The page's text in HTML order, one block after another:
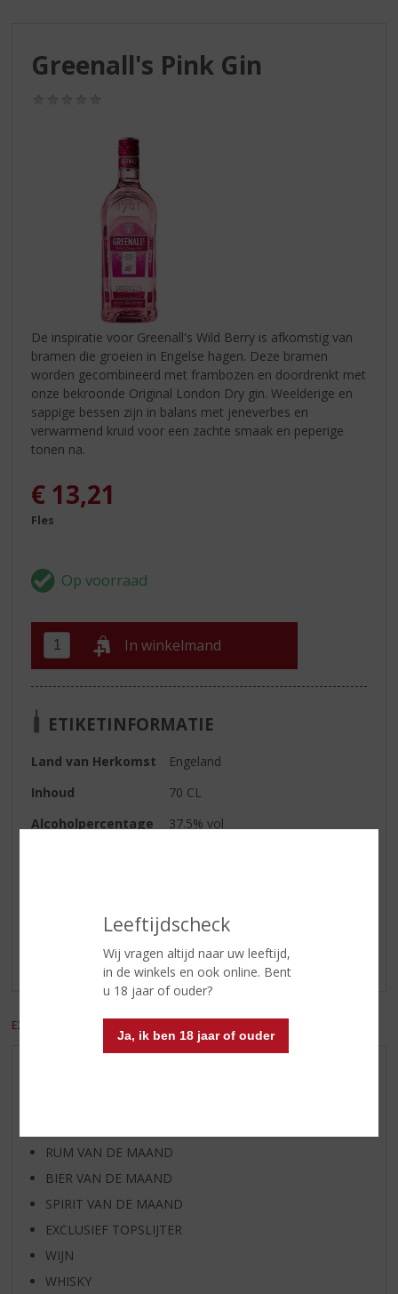
Leeftijdscheck
Wij vragen altijd naar uw leeftijd,
in de winkels en ook online. Bent
u 18 jaar of ouder?
Ja, ik ben 18 jaar of ouder
Greenall's Pink Gin
De inspiratie voor Greenall's Wild Berry is afkomstig van
bramen die groeien in Engelse hagen. Deze bramen
worden gecombineerd met frambozen en doordrenkt met
onze bekroonde Original London Dry gin. Weelderige en
sappige bessen zijn in balans met jeneverbes en
verwarmend kruid voor een zachte smaak en peperige
tonen na.
€ 13,21
Fles
In winkelmand
ETIKETINFORMATIE
Land van Herkomst
Engeland
Inhoud
70 CL
Alcoholpercentage
37.5% vol
Schrijf een review
Er zijn nog geen reviews geplaatst voor dit product
EXCL. BTW
RUM VAN DE MAAND
BIER VAN DE MAAND
SPIRIT VAN DE MAAND
EXCLUSIEF TOPSLIJTER
WIJN
WHISKY